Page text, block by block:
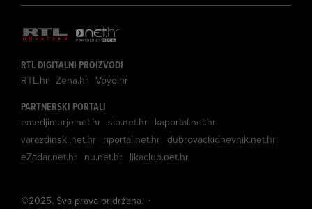
RTL DIGITALNI PROIZVODI
RTL.hr Zena.hr Voyo.hr
PARTNERSKI PORTALI
emedjimurje.net.hr sib.net.hr kaportal.net.hr
varazdinski.net.hr riportal.net.hr dubrovackidnevnik.net.hr
eZadar.net.hr nu.net.hr likaclub.net.hr
©2025. Sva prava pridržana.